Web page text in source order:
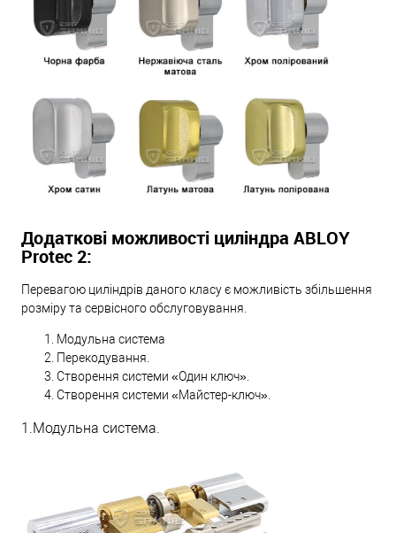
Додаткові можливості циліндра ABLOY
Protec 2:
Перевагою циліндрів даного класу є можливість збільшення
розміру та сервісного обслуговування.
Модульна система
Перекодування.
Створення системи «Один ключ».
Створення системи «Майстер-ключ».
1.Модульна система.